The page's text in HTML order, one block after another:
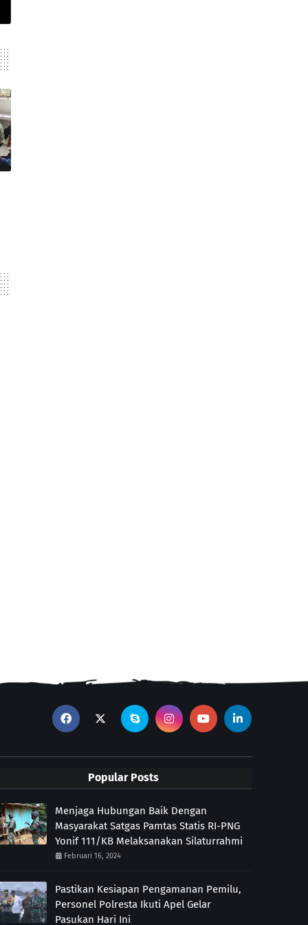
Popular Posts
Menjaga Hubungan Baik Dengan
Masyarakat Satgas Pamtas Statis RI-PNG
Yonif 111/KB Melaksanakan Silaturrahmi
Februari 16, 2024
Pastikan Kesiapan Pengamanan Pemilu,
Personel Polresta Ikuti Apel Gelar
Pasukan Hari Ini